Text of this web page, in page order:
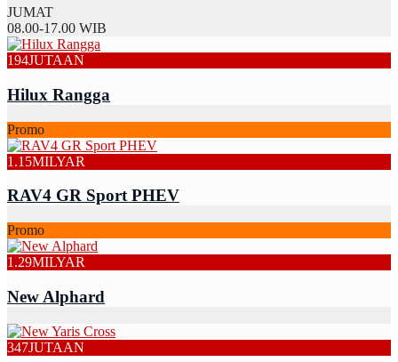
JUMAT
08.00-17.00 WIB
194JUTAAN
Hilux Rangga
Promo
1.15MILYAR
RAV4 GR Sport PHEV
Promo
1.29MILYAR
New Alphard
347JUTAAN